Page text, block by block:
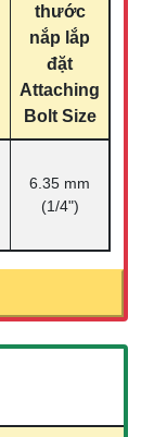
thước
nắp lắp
đặt
Attaching
Bolt Size
6.35 mm
(1/4")